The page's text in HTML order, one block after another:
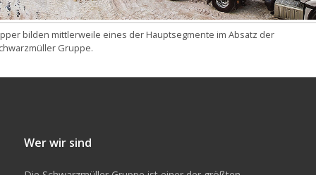
bilden mittlerweile eines der Hauptsegmente im Absatz der
Gruppe.
Wer wir sind